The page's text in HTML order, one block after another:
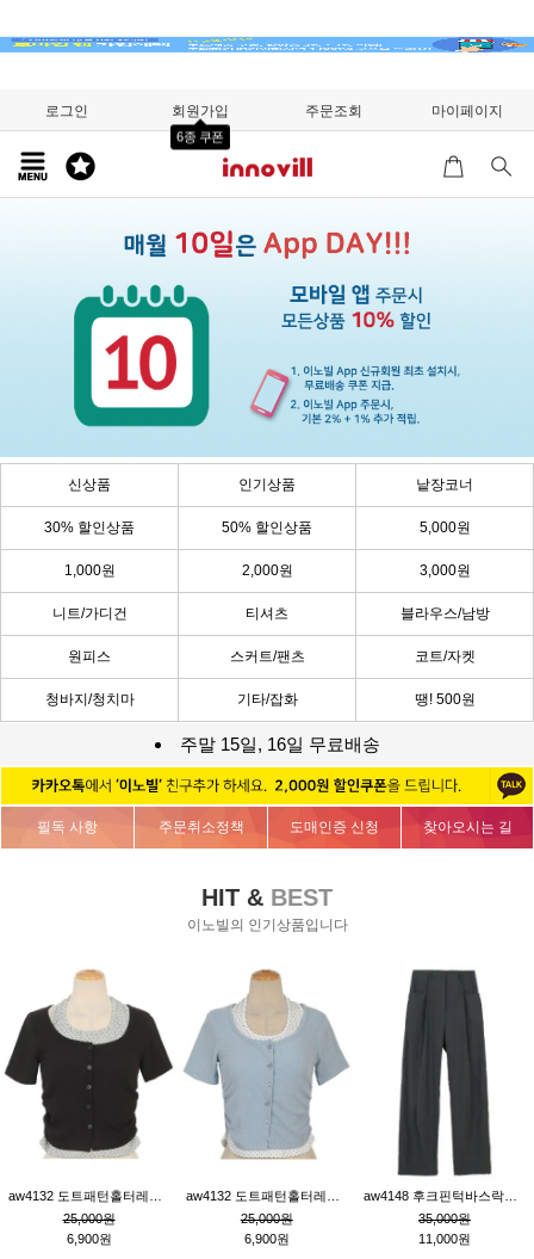
로그인 회원가입
6종 쿠폰
주문조회 마이페이지
신상품 인기상품 낱장코너
30% 할인상품 50% 할인상품 5,000원
1,000원 2,000원 3,000원
니트/가디건 티셔츠 블라우스/남방
원피스 스커트/팬츠 코트/자켓
청바지/청치마 기타/잡화 땡! 500원
주말 15일, 16일 무료배송
필독 사항 주문취소정책 도매인증 신청 찾아오시는 길
HIT & BEST
이노빌의 인기상품입니다
25,000원
6,900원
25,000원
6,900원
35,000원
11,000원